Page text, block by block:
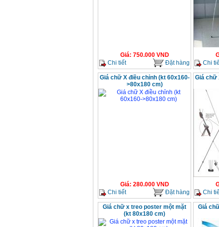
Giá: 750.000VND
Chi tiết
Đặt hàng
Chi
Giá chữ X điều chỉnh (kt 60x160-
>80x180 cm)
Giá: 280.000VND
Chi tiết
Đặt hàng
Giá chữ
Chi
Giá chữ x treo poster một mặt
(kt 80x180 cm)
Giá